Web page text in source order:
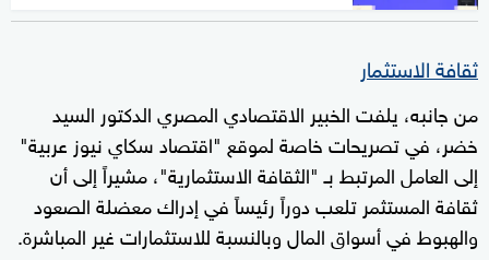
ثقافة الاستثمار
من جانبه، يلفت الخبير الاقتصادي المصري الدكتور السيد
خضر، في تصريحات خاصة لموقع "اقتصاد سكاي نيوز عربية"
إلى العامل المرتبط بـ "الثقافة الاستثمارية"، مشيراً إلى أن
ثقافة المستثمر تلعب دوراً رئيساً في إدراك معضلة الصعود
والهبوط في أسواق المال وبالنسبة للاستثمارات غير المباشرة.